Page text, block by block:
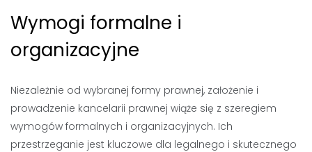
Wymogi formalne i
organizacyjne
Niezależnie od wybranej formy prawnej, założenie i
prowadzenie kancelarii prawnej wiąże się z szeregiem
wymogów formalnych i organizacyjnych. Ich
przestrzeganie jest kluczowe dla legalnego i skutecznego